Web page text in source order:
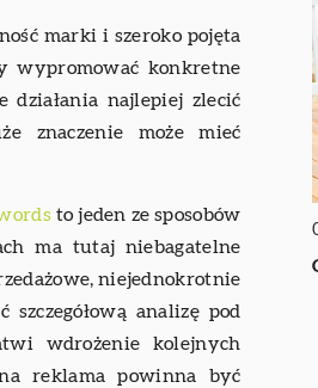
marki i szeroko pojęta
wypromować konkretne
najlepiej zlecić
znaczenie może mieć
to jeden ze sposobów
ma tutaj niebagatelne
niejednokrotnie
analizę pod
wdrożenie kolejnych
reklama powinna być